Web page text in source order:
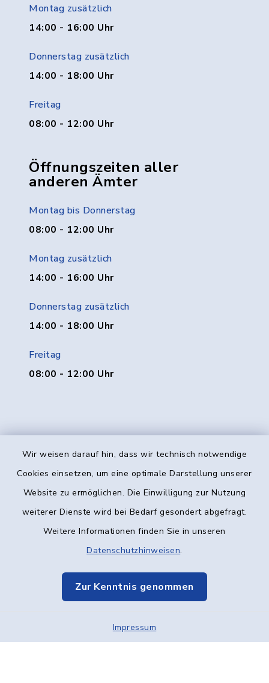
Wir weisen darauf hin, dass wir technisch notwendige
Cookies einsetzen, um eine optimale Darstellung unserer
Website zu ermöglichen. Die Einwilligung zur Nutzung
weiterer Dienste wird bei Bedarf gesondert abgefragt.
Weitere Informationen finden Sie in unseren
Datenschutzhinweisen.
Zur Kenntnis genommen
Impressum
Montag zusätzlich
14:00 - 16:00 Uhr
Donnerstag zusätzlich
14:00 - 18:00 Uhr
Freitag
08:00 - 12:00 Uhr
Öffnungszeiten aller
anderen Ämter
Montag bis Donnerstag
08:00 - 12:00 Uhr
Montag zusätzlich
14:00 - 16:00 Uhr
Donnerstag zusätzlich
14:00 - 18:00 Uhr
Freitag
08:00 - 12:00 Uhr
Kontakt
Datenschutz
Elektronische Kommunikation
Sitemap